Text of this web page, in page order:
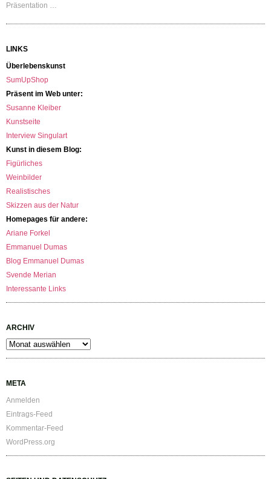
Präsentation …
LINKS
Überlebenskunst
SumUpShop
Präsent im Web unter:
Susanne Kleiber
Kunstseite
Interview Singulart
Kunst in diesem Blog:
Figürliches
Weinbilder
Realistisches
Skizzen aus der Natur
Homepages für andere:
Ariane Forkel
Emmanuel Dumas
Blog Emmanuel Dumas
Svende Merian
Interessante Links
ARCHIV
Archiv
META
Anmelden
Eintrags-Feed
Kommentar-Feed
WordPress.org